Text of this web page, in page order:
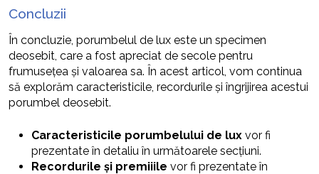
Concluzii
În concluzie, porumbelul de lux este un specimen
deosebit, care a fost apreciat de secole pentru
frumusețea și valoarea sa. În acest articol, vom continua
să explorăm caracteristicile, recordurile și îngrijirea acestui
porumbel deosebit.
Caracteristicile porumbelului de lux vor fi
prezentate în detaliu în următoarele secțiuni.
Recordurile și premiiile vor fi prezentate în